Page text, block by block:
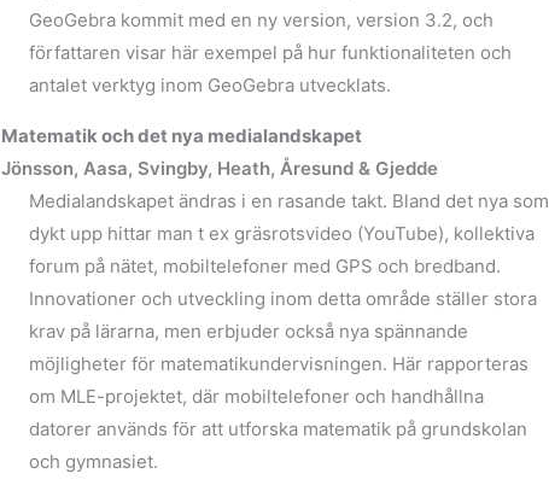
GeoGebra kommit med en ny version, version 3.2, och
författaren visar här exempel på hur funktionaliteten och
antalet verktyg inom GeoGebra utvecklats.
Matematik och det nya medialandskapet
Jönsson, Aasa, Svingby, Heath, Åresund & Gjedde
Medialandskapet ändras i en rasande takt. Bland det nya som
dykt upp hittar man t ex gräsrotsvideo (YouTube), kollektiva
forum på nätet, mobiltelefoner med GPS och bredband.
Innovationer och utveckling inom detta område ställer stora
krav på lärarna, men erbjuder också nya spännande
möjligheter för matematikundervisningen. Här rapporteras
om MLE-projektet, där mobiltelefoner och handhållna
datorer används för att utforska matematik på grundskolan
och gymnasiet.